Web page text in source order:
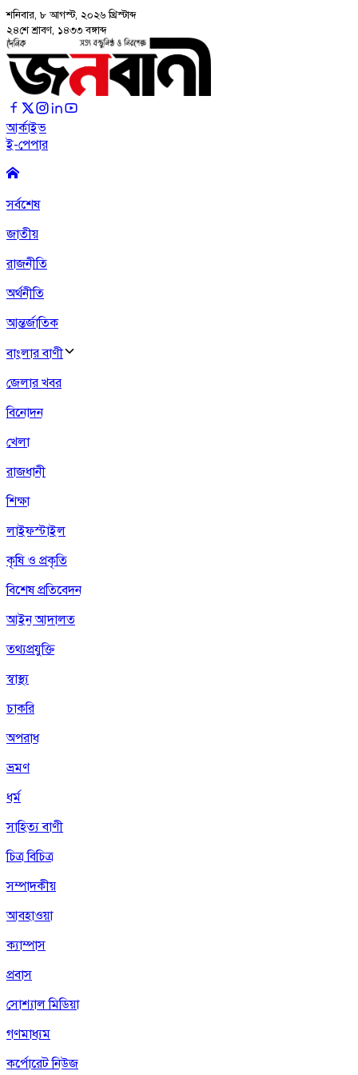
শনিবার, ৮ আগস্ট, ২০২৬ খ্রিস্টাব্দ
২৪শে শ্রাবণ, ১৪৩৩ বঙ্গাব্দ
আর্কাইভ
ই-পেপার
সর্বশেষ
জাতীয়
রাজনীতি
অর্থনীতি
আন্তর্জাতিক
বাংলার বাণী
জেলার খবর
বিনোদন
খেলা
রাজধানী
শিক্ষা
লাইফস্টাইল
কৃষি ও প্রকৃতি
বিশেষ প্রতিবেদন
আইন আদালত
তথ্যপ্রযুক্তি
স্বাস্থ্য
চাকরি
অপরাধ
ভ্রমণ
ধর্ম
সাহিত্য বাণী
চিত্র বিচিত্র
সম্পাদকীয়
আবহাওয়া
ক্যাম্পাস
প্রবাস
সোশ্যাল মিডিয়া
গণমাধ্যম
কর্পোরেট নিউজ